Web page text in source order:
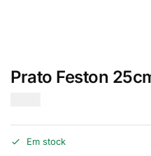
Prato Feston
Em stock